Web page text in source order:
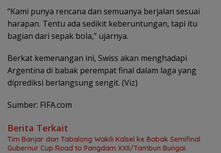
“Kami punya rencana dan semuanya berjalan sesuai
harapan. Tentu ada sedikit keberuntungan, tapi itu
bagian dari sepak bola,” ujarnya.
Berkat kemenangan ini, Swiss akan menghadapi
Argentina di babak perempat final dalam laga yang
diprediksi berlangsung sengit. (Viz)
Sumber: FIFA.com
Berita Terkait
Tim Banjar dan Tabalong Wakili Kalsel ke Babak Semifinal
Gubernur Cup Road to Pangdam XXII/Tambun Bungai